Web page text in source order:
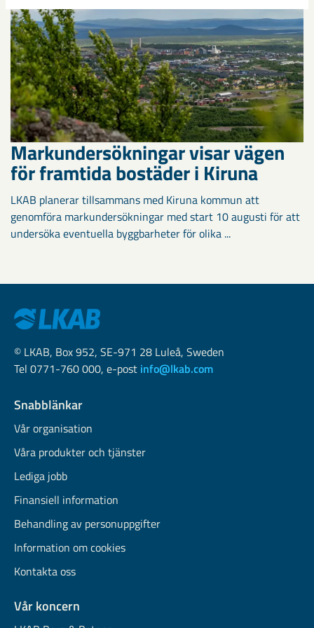
Markundersökningar visar vägen
för framtida bostäder i Kiruna
LKAB planerar tillsammans med Kiruna kommun att
genomföra markundersökningar med start 10 augusti för att
undersöka eventuella byggbarheter för olika ...
© LKAB, Box 952, SE-971 28 Luleå, Sweden
Tel 0771-760 000, e-post info@lkab.com
Snabblänkar
Vår organisation
Våra produkter och tjänster
Lediga jobb
Finansiell information
Behandling av personuppgifter
Information om cookies
Kontakta oss
Vår koncern